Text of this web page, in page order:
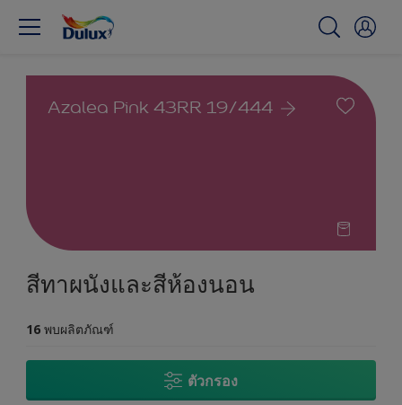
Azalea Pink 43RR 19/444
สีทาผนังและสีห้องนอน
16 พบผลิตภัณฑ์
ตัวกรอง